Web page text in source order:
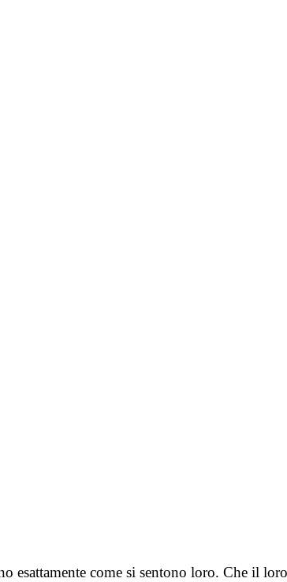
esattamente come si sentono loro. Che il